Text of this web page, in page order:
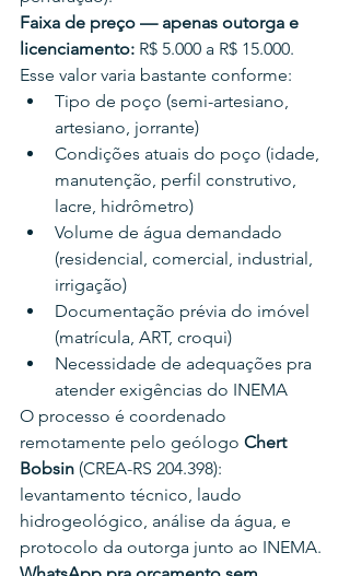
Faixa de preço — apenas outorga e
licenciamento: R$ 5.000 a R$ 15.000.
Esse valor varia bastante conforme:
Tipo de poço (semi-artesiano,
artesiano, jorrante)
Condições atuais do poço (idade,
manutenção, perfil construtivo,
lacre, hidrômetro)
Volume de água demandado
(residencial, comercial, industrial,
irrigação)
Documentação prévia do imóvel
(matrícula, ART, croqui)
Necessidade de adequações pra
atender exigências do INEMA
O processo é coordenado
remotamente pelo geólogo Chert
Bobsin (CREA-RS 204.398):
levantamento técnico, laudo
hidrogeológico, análise da água, e
protocolo da outorga junto ao INEMA.